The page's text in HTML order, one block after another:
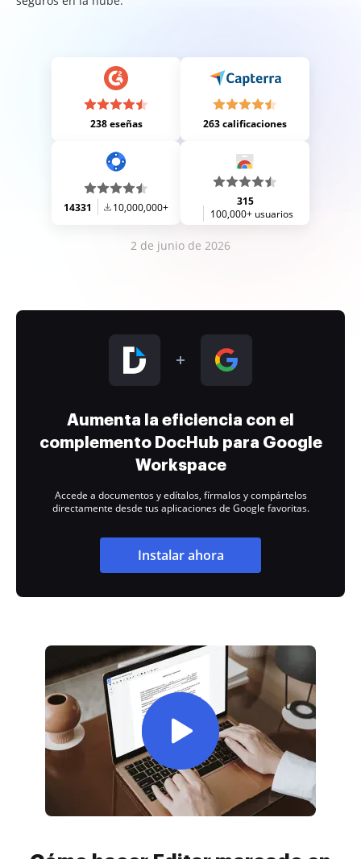
238 eseñas 263 calificaciones
14331 10,000,000+
315
100,000+ usuarios
2 de junio de 2026
Aumenta la eficiencia con el
complemento DocHub para Google
Workspace
Accede a documentos y edítalos, fírmalos y compártelos
directamente desde tus aplicaciones de Google favoritas.
Instalar ahora